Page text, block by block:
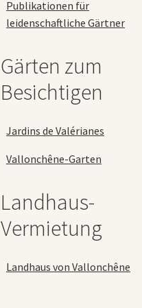
Publikationen für
leidenschaftliche Gärtner
Gärten zum
Besichtigen
Jardins de Valérianes
Vallonchêne-Garten
Landhaus-
Vermietung
Landhaus von Vallonchêne